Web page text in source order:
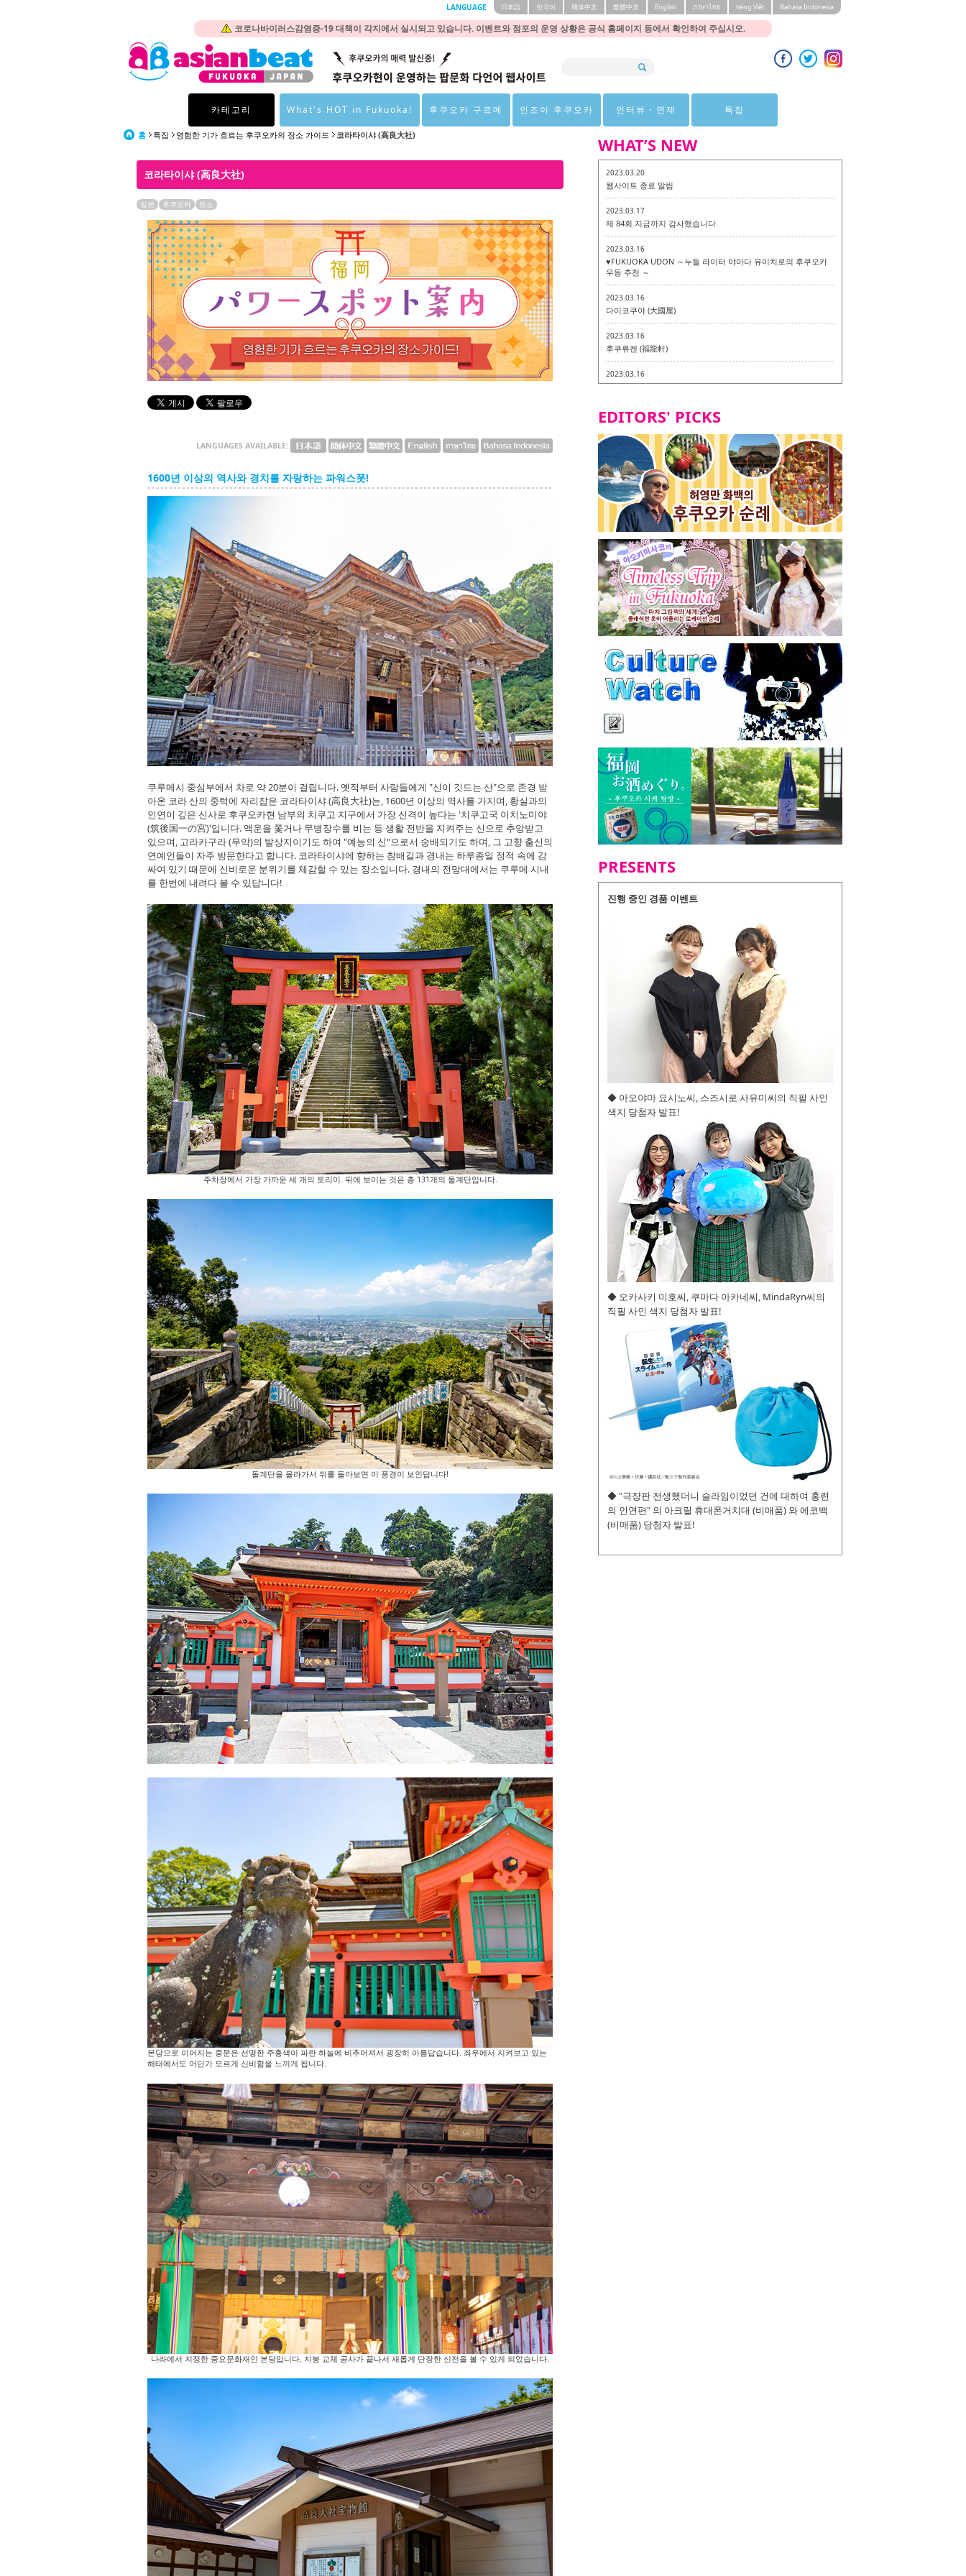
코로나바이러스감염증-19 대책이 각지에서 실시되고 있습니다. 이벤트와 점포의 운영 상황은 공식 홈페이지 등에서 확인하여 주십시오.
LANGUAGE 日本語 한국어 簡体中文 繁體中文 English ภาษาไทย tiéng Viêt Bahasa Indonesia
카테고리 What's HOT in Fukuoka! 후쿠오카 구르메 인조이 후쿠오카 인터뷰・연재 특집
홈 특집 영험한 기가 흐르는 후쿠오카의 장소 가이드 코라타이샤 (高良大社)
코라타이샤 (高良大社)
일본 후쿠오카 명소
LANGUAGES AVAILABLE:
1600년 이상의 역사와 경치를 자랑하는 파워스폿!
쿠루메시 중심부에서 차로 약 20분이 걸립니다. 옛적부터 사람들에게 "신이 깃드는 산"으로 존경 받
아온 코라 산의 중턱에 자리잡은 코라타이샤 (高良大社)는, 1600년 이상의 역사를 가지며, 황실과의
인연이 깊은 신사로 후쿠오카현 남부의 치쿠고 지구에서 가장 신격이 높다는 '치쿠고국 이치노미야
(筑後国一の宮)'입니다. 액운을 쫓거나 무병장수를 비는 등 생활 전반을 지켜주는 신으로 추앙받고
있으며, 고라카구라 (무악)의 발상지이기도 하여 "예능의 신"으로서 숭배되기도 하며, 그 고향 출신의
연예인들이 자주 방문한다고 합니다. 코라타이샤에 향하는 참배길과 경내는 하루종일 정적 속에 감
싸여 있기 때문에 신비로운 분위기를 체감할 수 있는 장소입니다. 경내의 전망대에서는 쿠루메 시내
를 한번에 내려다 볼 수 있답니다!
주차장에서 가장 가까운 세 개의 토리이. 뒤에 보이는 것은 총 131개의 돌계단입니다.
돌계단을 올라가서 뒤를 돌아보면 이 풍경이 보인답니다!
본당으로 이어지는 중문은 선명한 주홍색이 파란 하늘에 비추어져서 굉장히 아름답습니다. 좌우에서 지켜보고 있는
해태에서도 어딘가 모르게 신비함을 느끼게 됩니다.
나라에서 지정한 중요문화재인 본당입니다. 지붕 교체 공사가 끝나서 새롭게 단장한 신전을 볼 수 있게 되었습니다.
WHAT’S NEW
2023.03.20
웹사이트 종료 알림
2023.03.17
제 84회 지금까지 감사했습니다
2023.03.16
♥FUKUOKA UDON ～누들 라이터 야마다 유이치로의 후쿠오카
우동 추천 ～
2023.03.16
다이코쿠야 (大國屋)
2023.03.16
후쿠류켄 (福龍軒)
2023.03.16
후쿠오카 라멘 월드 - Presented by 누들 라이터 야마다 유이치로
2023.03.07
비건・베지테리언 메뉴 시식 투어 in 후쿠오카시
2023.03.07
이소기요카라즈 하카타 본점 / 磯ぎよからず 博多本店 - 비건・베
지테리언 메뉴 시식투어 in 후쿠오카시 -
2023.03.02
little stand 다이묘점 -비건・베지테리언 메뉴 시식투어 in 후쿠오
카시
2023.02.28
토치쿠켄 오리오본사 우동점 / 東筑軒 折尾本社うどん店
EDITORS' PICKS
PRESENTS
진행 중인 경품 이벤트
◆ 아오야마 요시노씨, 스즈시로 사유미씨의 직필 사인
색지 당첨자 발표!
◆ 오카사키 미호씨, 쿠마다 아카네씨, MindaRyn씨의
직필 사인 색지 당첨자 발표!
◆ "극장판 전생했더니 슬라임이었던 건에 대하여 홍련
의 인연편" 의 아크릴 휴대폰거치대 (비매품) 와 에코백
(비매품) 당첨자 발표!